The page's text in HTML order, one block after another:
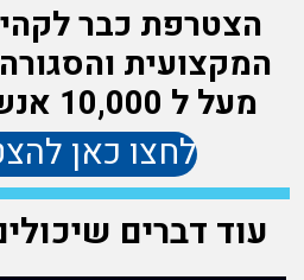
הצטרפת כבר
המקצועית
מעל ל 10,000 אנשי גיוס ו HR?
לחצו כאן
עוד דברים